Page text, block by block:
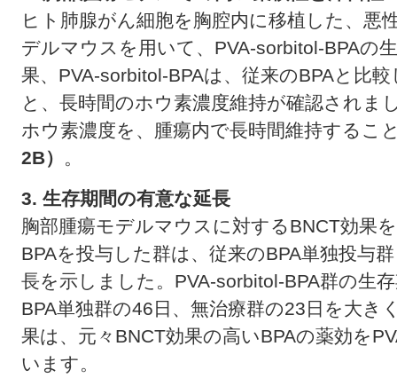
ヒト肺腺がん細胞を胸腔内に移植した、悪
デルマウスを用いて、PVA-sorbitol-BPAの
果、PVA-sorbitol-BPAは、従来のBPAと比
と、長時間のホウ素濃度維持が確認されま
ホウ素濃度を、腫瘍内で長時間維持するこ
2B） 。
3. 生存期間の有意な延長
胸部腫瘍モデルマウスに対するBNCT効果
BPAを投与した群は、従来のBPA単独投与
長を示しました。PVA-sorbitol-BPA群の生
BPA単独群の46日、無治療群の23日を大き
果は、元々BNCT効果の高いBPAの薬効を
います。